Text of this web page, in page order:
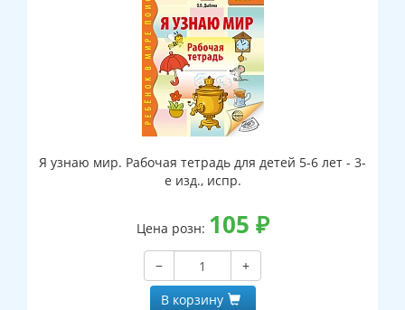
Я узнаю мир. Рабочая тетрадь для детей 5-6 лет - 3-
е изд., испр.
Цена розн: 105 ₽
−
+
В корзину